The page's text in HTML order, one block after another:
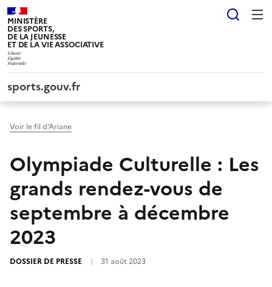
MINISTÈRE
DES SPORTS,
DE LA JEUNESSE
ET DE LA VIE ASSOCIATIVE
sports.gouv.fr
Voir le fil d'Ariane
Olympiade Culturelle : Les
grands rendez-vous de
septembre à décembre
2023
DOSSIER DE PRESSE | 31 août 2023
Panneau de gestion des cookies tarteaucitron